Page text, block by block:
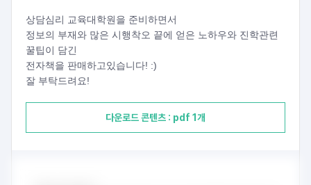
상담심리 교육대학원을 준비하면서
정보의 부재와 많은 시행착오 끝에 얻은 노하우와 진학관련
꿀팁이 담긴
전자책을 판매하고있습니다! :)
잘 부탁드려요!
다운로드 콘텐츠 : pdf 1개